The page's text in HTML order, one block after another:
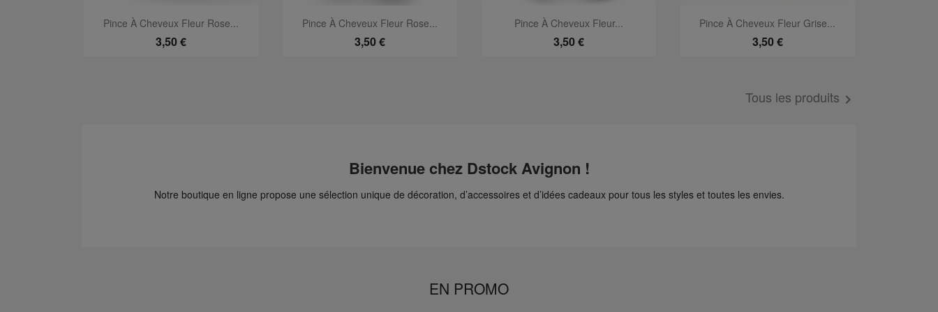
Aperçu rapide
Pince À Cheveux Fleur Rose...
3,50 €
Aperçu rapide
Pince À Cheveux Fleur Rose...
3,50 €
 Aperçu rapide
Pince À Cheveux Fleur...
3,50 €
Aperçu rapide
Pince À Cheveux Fleur Grise...
3,50 €
Tous les produits 
Bienvenue chez Dstock Avignon !
Notre boutique en ligne propose une sélection unique de décoration, d’accessoires et d’idées cadeaux pour tous les styles et toutes les envies.
EN PROMO